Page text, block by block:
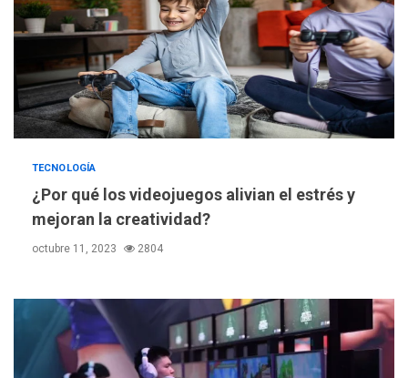
TECNOLOGÍA
¿Por qué los videojuegos alivian el estrés y
mejoran la creatividad?
octubre 11, 2023 2804